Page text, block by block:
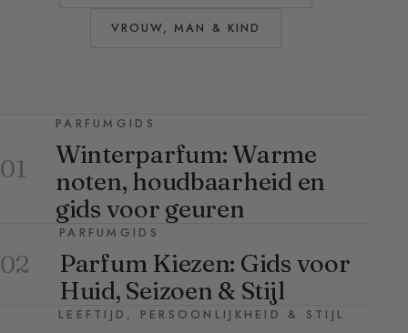
VROUW, MAN & KIND
01
PARFUMGIDS
Winterparfum: Warme
noten, houdbaarheid en
gids voor geuren
02
PARFUMGIDS
Parfum Kiezen: Gids voor
Huid, Seizoen & Stijl
LEEFTIJD, PERSOONLIJKHEID & STIJL